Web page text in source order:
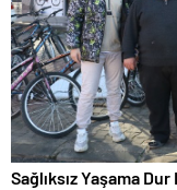
Sağlıksız Yaşama Dur